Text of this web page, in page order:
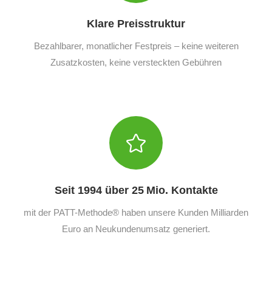
Klare Preisstruktur
Bezahlbarer, monatlicher Festpreis – keine weiteren
Zusatzkosten, keine versteckten Gebühren
Seit 1994 über 25 Mio. Kontakte
mit der PATT-Methode® haben unsere Kunden Milliarden
Euro an Neukundenumsatz generiert.